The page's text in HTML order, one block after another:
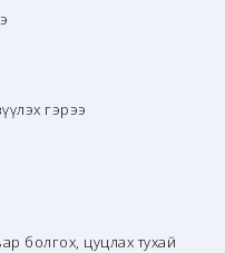
гэрээ
болгох, цуцлах тухай